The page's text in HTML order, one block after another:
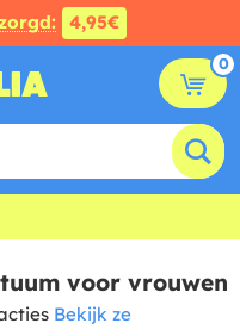
4,95€
0
voor vrouwen
Bekijk ze